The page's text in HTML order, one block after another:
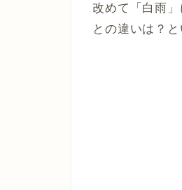
改めて「白雨
との違いは？